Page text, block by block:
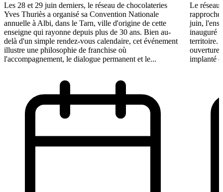
Les 28 et 29 juin derniers, le réseau de chocolateries
Yves Thuriès a organisé sa Convention Nationale
annuelle à Albi, dans le Tarn, ville d'origine de cette
enseigne qui rayonne depuis plus de 30 ans. Bien au-
delà d'un simple rendez-vous calendaire, cet événement
illustre une philosophie de franchise où
l'accompagnement, le dialogue permanent et le...
Le réseau
rapproche
juin,
inauguré
territoire.
implanté